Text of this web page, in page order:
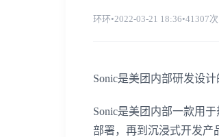
环环•2022-03-21 18:36•41307
Sonic是美团内部研发设
Sonic是美团内部一款用
部署，再到沉浸式开发产